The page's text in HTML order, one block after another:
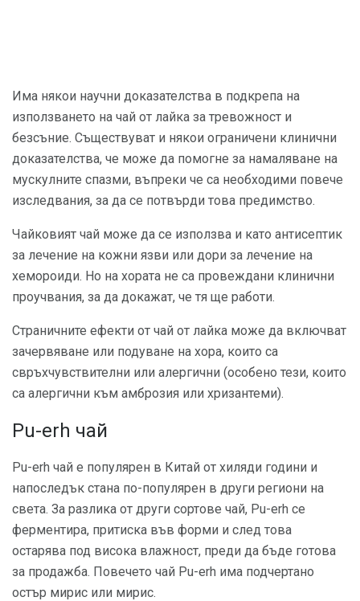
Има някои научни доказателства в подкрепа на
използването на чай от лайка за тревожност и
безсъние. Съществуват и някои ограничени клинични
доказателства, че може да помогне за намаляване на
мускулните спазми, въпреки че са необходими повече
изследвания, за да се потвърди това предимство.
Чайковият чай може да се използва и като антисептик
за лечение на кожни язви или дори за лечение на
хемороиди. Но на хората не са провеждани клинични
проучвания, за да докажат, че тя ще работи.
Страничните ефекти от чай от лайка може да включват
зачервяване или подуване на хора, които са
свръхчувствителни или алергични (особено тези, които
са алергични към амброзия или хризантеми).
Pu-erh чай
Pu-erh чай е популярен в Китай от хиляди години и
напоследък стана по-популярен в други региони на
света. За разлика от други сортове чай, Pu-erh се
ферментира, притиска във форми и след това
остарява под висока влажност, преди да бъде готова
за продажба. Повечето чай Pu-erh има подчертано
остър мирис или мирис.